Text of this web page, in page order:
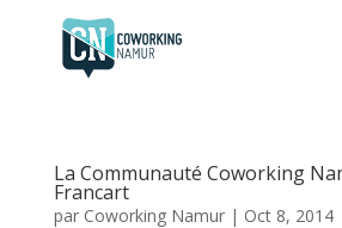
La Communauté Coworking
Francart
par Coworking Namur| Oct 8, 2014